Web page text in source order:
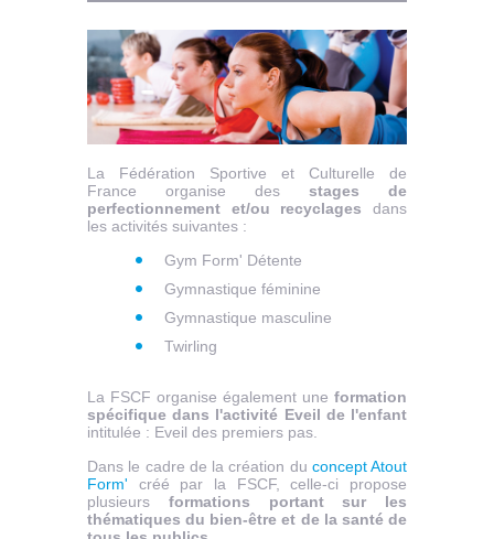
La Fédération Sportive et Culturelle de
France organise des stages de
perfectionnement et/ou recyclages dans
les activités suivantes :
Gym Form' Détente
Gymnastique féminine
Gymnastique masculine
Twirling
La FSCF organise également une formation
spécifique dans l'activité Eveil de l'enfant
intitulée : Eveil des premiers pas.
Dans le cadre de la création du concept Atout
Form' créé par la FSCF, celle-ci propose
plusieurs formations portant sur les
thématiques du bien-être et de la santé de